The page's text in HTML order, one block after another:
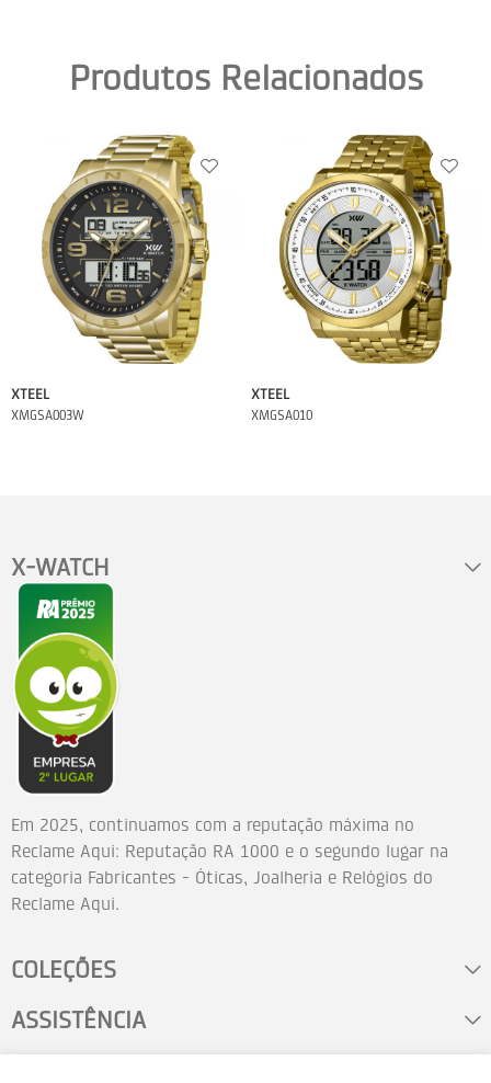
Produtos Relacionados
XTEEL
XMGSA003W
XTEEL
XMGSA010
X-WATCH
Em 2025, continuamos com a reputação máxima no
Reclame Aqui: Reputação RA 1000 e o segundo lugar na
categoria Fabricantes - Óticas, Joalheria e Relógios do
Reclame Aqui.
COLEÇÕES
ASSISTÊNCIA